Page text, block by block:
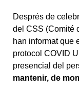
Després de
del CSS (Comité
han informat que
protocol COVID
presencial del
mantenir, de